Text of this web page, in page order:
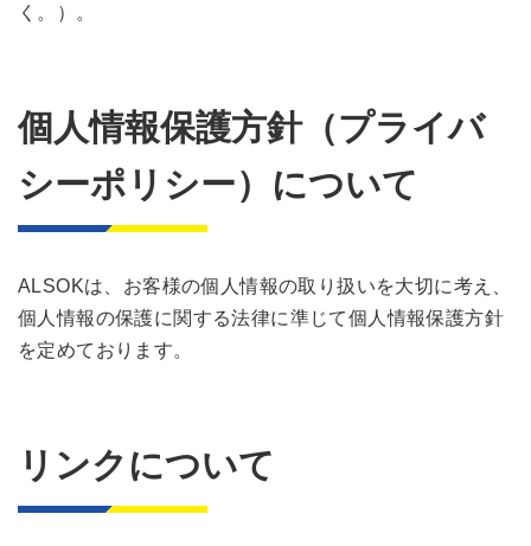
く。）。
個人情報保護方針（プライバ
シーポリシー）について
ALSOKは、お客様の個人情報の取り扱いを大切に考え、
個人情報の保護に関する法律に準じて個人情報保護方針
を定めております。
リンクについて